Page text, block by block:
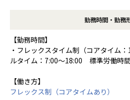
勤務時間・勤務
【勤務時間】
・フレックスタイム制（コアタイム
ルタイム：7:00～18:00 標準労働時
【働き方】
フレックス制（コアタイムあり）